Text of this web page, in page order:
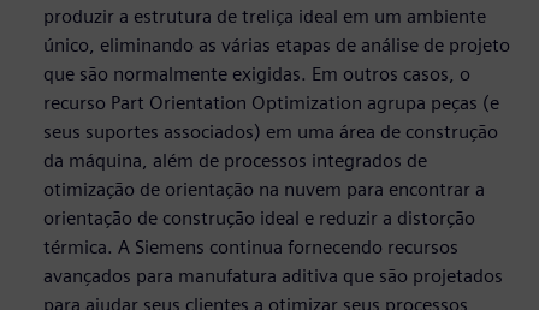
produzir a estrutura de treliça ideal em um ambiente
único, eliminando as várias etapas de análise de projeto
que são normalmente exigidas. Em outros casos, o
recurso Part Orientation Optimization agrupa peças (e
seus suportes associados) em uma área de construção
da máquina, além de processos integrados de
otimização de orientação na nuvem para encontrar a
orientação de construção ideal e reduzir a distorção
térmica. A Siemens continua fornecendo recursos
avançados para manufatura aditiva que são projetados
para ajudar seus clientes a otimizar seus processos